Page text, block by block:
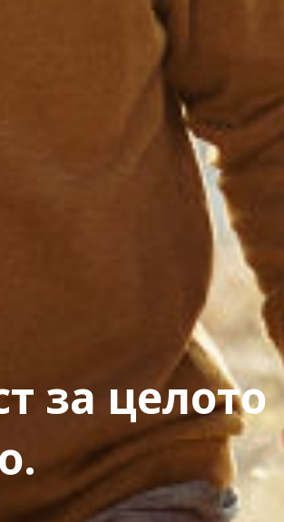
за целото